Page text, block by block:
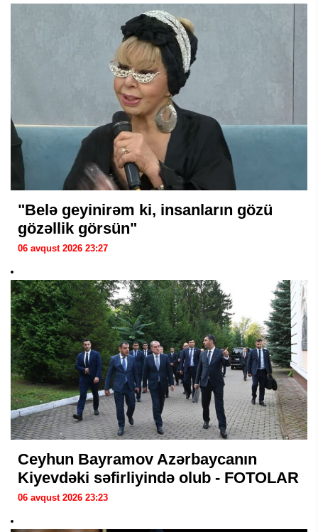
"Belə geyinirəm ki, insanların gözü
gözəllik görsün"
06 avqust 2026 23:27
Ceyhun Bayramov Azərbaycanın
Kiyevdəki səfirliyində olub - FOTOLAR
06 avqust 2026 23:23